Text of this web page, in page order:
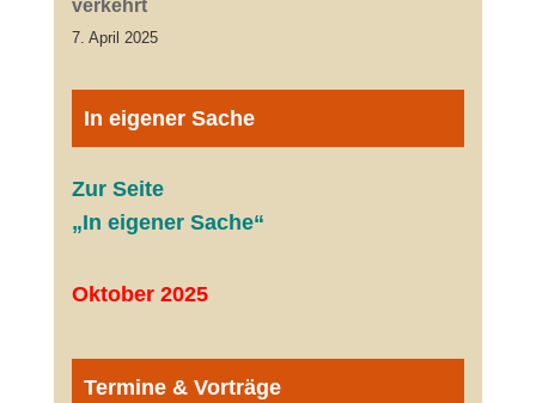
verkehrt
7. April 2025
In eigener Sache
Zur Seite
„In eigener Sache“
Oktober 2025
Termine & Vorträge